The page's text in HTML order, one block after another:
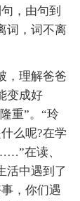
，由句到
词，词不离
，理解爸爸
变成好
重”。“玲
么呢?在学
在读、
活中遇到了
，你们遇